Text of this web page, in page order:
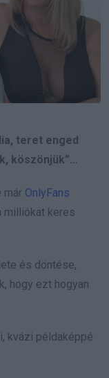
teret enged
köszönjük”…
már OnlyFans
milliókat keres
és döntése,
hogy ezt hogyan
kvázi példaképpé